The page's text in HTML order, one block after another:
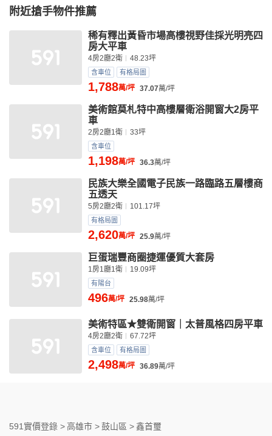
附近搶手物件推薦
稀有釋出黃昏市場高樓視野佳採光明亮四
房大平車
4房2廳2衛 48.23坪
含車位 有格局圖
1,788萬/坪 37.07萬/坪
美術館莫札特中高樓層衛浴開窗大2房平
車
2房2廳1衛 33坪
含車位
1,198萬/坪 36.3萬/坪
民族大樂全國電子民族一路臨路五層樓商
五透天
5房2廳2衛 101.17坪
有格局圖
2,620萬/坪 25.9萬/坪
巨蛋瑞豐商圈捷運優質大套房
1房1廳1衛 19.09坪
有陽台
496萬/坪 25.98萬/坪
美術特區★雙衛開窗｜太普風格四房平車
4房2廳2衛 67.72坪
含車位 有格局圖
2,498萬/坪 36.89萬/坪
591實價登錄 >高雄市 >鼓山區 > 鑫首璽